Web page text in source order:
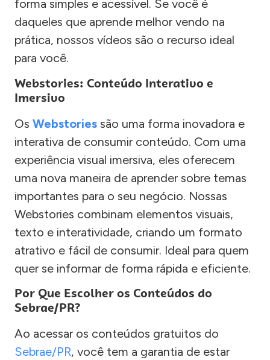
forma simples e acessível. Se você é
daqueles que aprende melhor vendo na
prática, nossos vídeos são o recurso ideal
para você.
Webstories: Conteúdo Interativo e
Imersivo
Os Webstories são uma forma inovadora e
interativa de consumir conteúdo. Com uma
experiência visual imersiva, eles oferecem
uma nova maneira de aprender sobre temas
importantes para o seu negócio. Nossas
Webstories combinam elementos visuais,
texto e interatividade, criando um formato
atrativo e fácil de consumir. Ideal para quem
quer se informar de forma rápida e eficiente.
Por Que Escolher os Conteúdos do
Sebrae/PR?
Ao acessar os conteúdos gratuitos do
Sebrae/PR, você tem a garantia de estar